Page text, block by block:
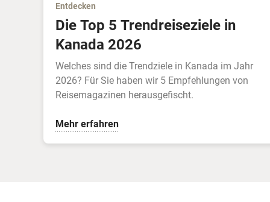
Entdecken
Die Top 5 Trendreiseziele in
Kanada 2026
Welches sind die Trendziele in Kanada im Jahr
2026? Für Sie haben wir 5 Empfehlungen von
Reisemagazinen herausgefischt.
Mehr erfahren